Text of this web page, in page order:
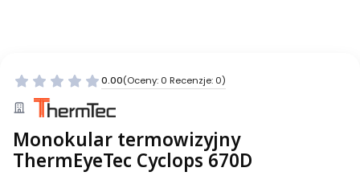
0.00(Oceny: 0 Recenzje: 0)
Monokular termowizyjny
ThermEyeTec Cyclops 670D